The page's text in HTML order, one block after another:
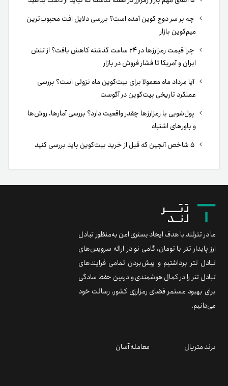
چه بر سر دوج کوین آمده است؟ بررسی دلایل افت محبوب‌ترین
میم‌کوین بازار
چرا قیمت رمزارزها در ۲۴ ساعت گذشته کاهش یافت؟ از تنش
ایران و آمریکا تا فشار فروش در بازار
آیا مرداد ماه معمولا برای بیت‌کوین ماه نزولی است؟ بررسی
عملکرد تاریخی بیت‌کوین در آگوست
پول‌شویی با رمزارزها چقدر واقعیت دارد؟ بررسی آمارها، روش‌ها
و باورهای اشتباه
ما در تترلند با هدف ایجاد بستری امن به‌منظور تبادل
ارز پایدار تتر با تومان، گامی نو در ارائه سرویس‌های
تبادل تتر برداشتیم و پیش‌بردن تمامی فرایندهای
تبادل تتر را در کمال هوشمندی و درعین حفظ سادگی
برای بهبود مستمر فضای رمزارزی کشور، رسالت خود
می‌دانیم.
برند متریال معامله آسان